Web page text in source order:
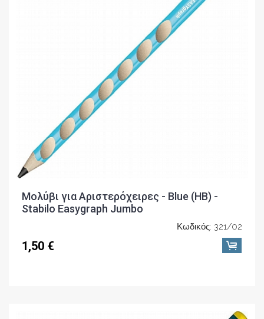
Μολύβι για Αριστερόχειρες - Blue (ΗΒ) -
Stabilo Easygraph Jumbo
Κωδικός: 321/02
1,50 €